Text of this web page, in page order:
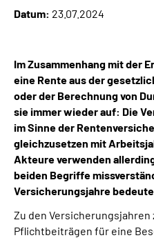
Inhalte in
Suche
Mein
Datum: 23.07.2024
Im Zusammenhang mit der
eine Rente aus der
oder der Berechnung von
sie immer wieder auf: Die
im Sinne der
gleichzusetzen mit
Akteure verwenden
beiden Begriffe
Versicherungsjahre
Zu den Versicherungsjahren
Pflichtbeiträgen für eine